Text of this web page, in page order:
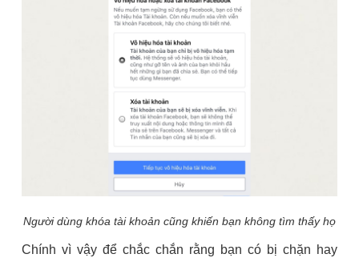
Người dùng khóa tài khoản cũng khiến bạn không tìm thấy họ
Chính vì vậy để chắc chắn rằng bạn có bị chặn hay